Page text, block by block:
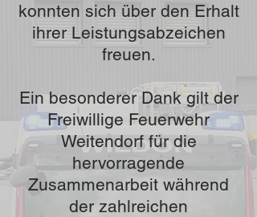
konnten sich über den Erhalt
ihrer Leistungsabzeichen
freuen.
Ein besonderer Dank gilt der
Freiwillige Feuerwehr
Weitendorf für die
hervorragende
Zusammenarbeit während
der zahlreichen